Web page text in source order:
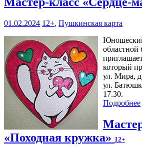
01.02.2024 12+, Пушкинская карта
областной
который
ул. Мира,
ул.
17.30.
Подробнее
«Походная кружка» 12+